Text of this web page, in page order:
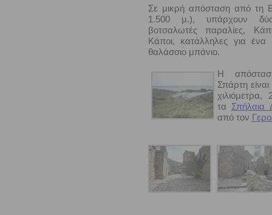
Σε μικρή απόσταση από τη
1.500 μ.), υπάρχουν
βοτσαλωτές παραλίες,
Κάποι, κατάλληλες για ένα
θαλάσσιο μπάνιο.
Η
Σπάρτη
τα Σπήλαια
από τον